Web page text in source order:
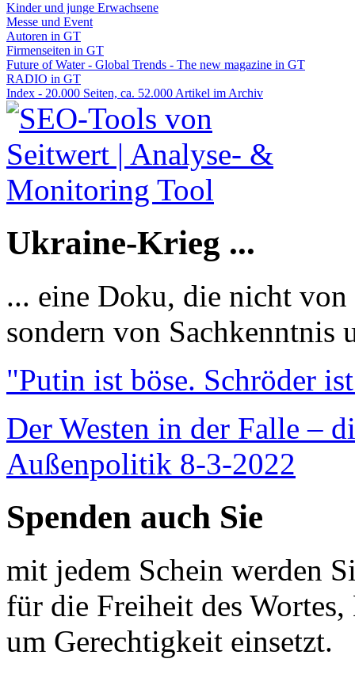
Kinder und junge Erwachsene
Messe und Event
Autoren in GT
Firmenseiten in GT
Future of Water - Global Trends - The new magazine in GT
RADIO in GT
Index - 20.000 Seiten, ca. 52.000 Artikel im Archiv
Ukraine-Krieg ...
... eine Doku, die nicht
sondern von Sachkenntnis
"Putin ist böse. Schröder
Der Westen in der Falle –
Außenpolitik 8-3-2022
Spenden auch Sie
mit jedem Schein werden
für die Freiheit des
um Gerechtigkeit einsetzt.